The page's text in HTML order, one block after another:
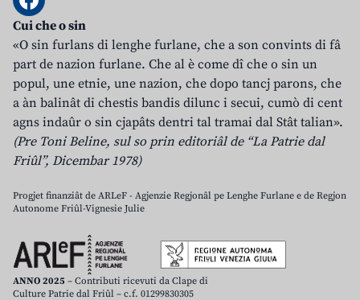
Cui che o sin
«O sin furlans di lenghe furlane, che a son convints di fâ
part de nazion furlane. Che al è come dî che o sin un
popul, une etnie, une nazion, che dopo tancj parons, che
a àn balinât di chestis bandis dilunc i secui, cumò di cent
agns indaûr o sin cjapâts dentri tal tramai dal Stât talian».
(Pre Toni Beline, sul so prin editoriâl de “La Patrie dal
Friûl”, Dicembar 1978)
Progjet finanziât de ARLeF - Agjenzie Regjonâl pe Lenghe Furlane e de Regjon
Autonome Friûl-Vignesie Julie
ANNO 2025 – Contributi ricevuti da Clape di
Culture Patrie dal Friûl – c.f. 01299830305